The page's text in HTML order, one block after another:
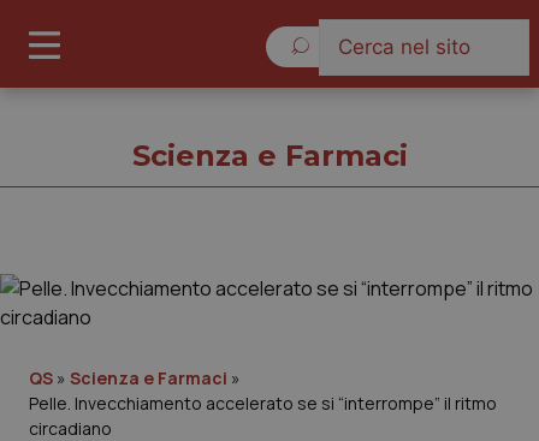
Governo e Parlamento
Scienza e Farmaci
QS » Scienza e Farmaci »
Pelle. Invecchiamento accelerato se si “interrompe” il ritmo
circadiano